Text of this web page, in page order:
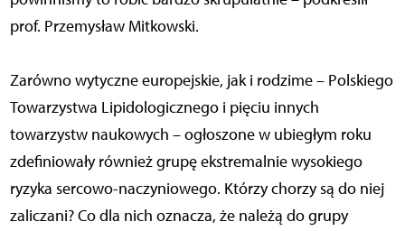
prof. Przemysław Mitkowski.
Zarówno wytyczne europejskie, jak i rodzime – Polskiego
Towarzystwa Lipidologicznego i pięciu innych
towarzystw naukowych – ogłoszone w ubiegłym roku
zdefiniowały również grupę ekstremalnie wysokiego
ryzyka sercowo-naczyniowego. Którzy chorzy są do niej
zaliczani? Co dla nich oznacza, że należą do grupy